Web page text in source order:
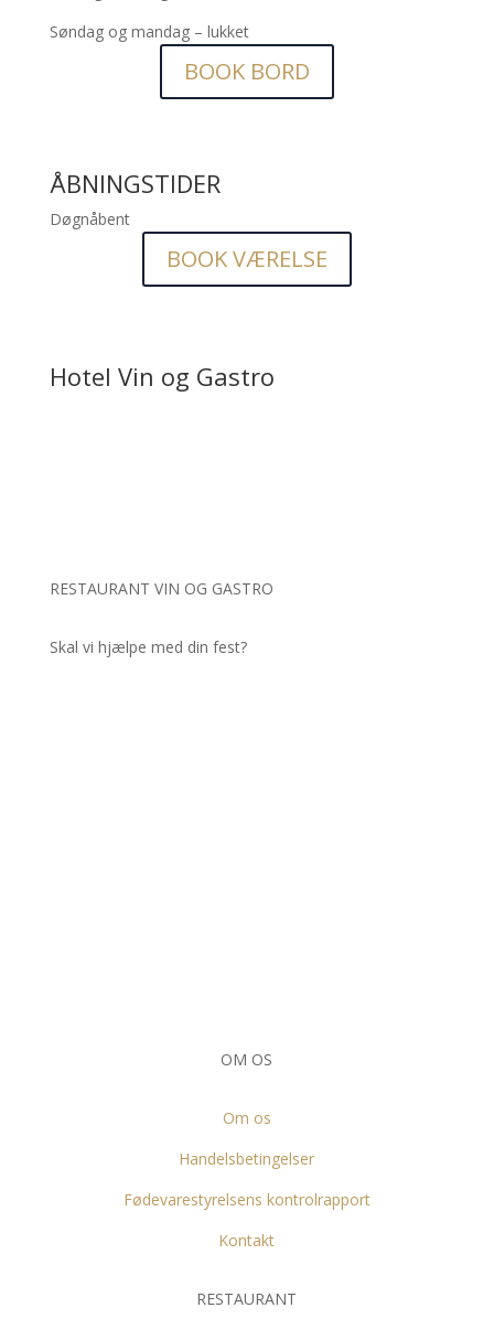
Søndag og mandag – lukket
BOOK BORD
ÅBNINGSTIDER
Døgnåbent
BOOK VÆRELSE
Hotel Vin og Gastro
RESTAURANT VIN OG GASTRO
Skal vi hjælpe med din fest?
OM OS
Om os
Handelsbetingelser
Fødevarestyrelsens kontrolrapport
Kontakt
RESTAURANT